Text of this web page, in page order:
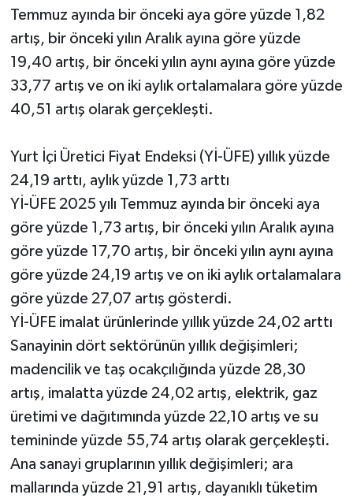
Temmuz ayında bir önceki aya göre yüzde 1,82
artış, bir önceki yılın Aralık ayına göre yüzde
19,40 artış, bir önceki yılın aynı ayına göre yüzde
33,77 artış ve on iki aylık ortalamalara göre yüzde
40,51 artış olarak gerçekleşti.
Yurt İçi Üretici Fiyat Endeksi (Yİ-ÜFE) yıllık yüzde
24,19 arttı, aylık yüzde 1,73 arttı
Yİ-ÜFE 2025 yılı Temmuz ayında bir önceki aya
göre yüzde 1,73 artış, bir önceki yılın Aralık ayına
göre yüzde 17,70 artış, bir önceki yılın aynı ayına
göre yüzde 24,19 artış ve on iki aylık ortalamalara
göre yüzde 27,07 artış gösterdi.
Yİ-ÜFE imalat ürünlerinde yıllık yüzde 24,02 arttı
Sanayinin dört sektörünün yıllık değişimleri;
madencilik ve taş ocakçılığında yüzde 28,30
artış, imalatta yüzde 24,02 artış, elektrik, gaz
üretimi ve dağıtımında yüzde 22,10 artış ve su
temininde yüzde 55,74 artış olarak gerçekleşti.
Ana sanayi gruplarının yıllık değişimleri; ara
mallarında yüzde 21,91 artış, dayanıklı tüketim